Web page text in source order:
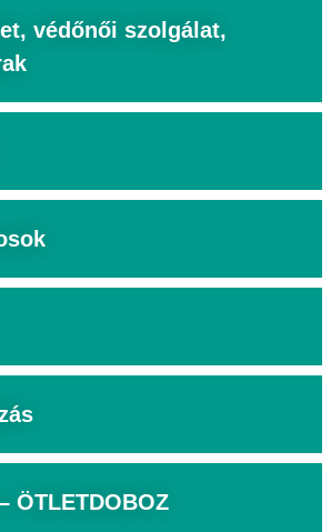
védőnői szolgálat,
ÖTLETDOBOZ